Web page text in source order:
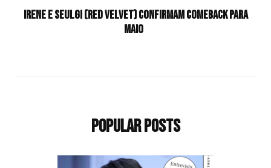
IRENE e SEULGI (Red Velvet) confirmam comeback para
maio
Popular Posts